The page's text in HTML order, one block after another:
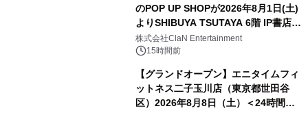
のPOP UP SHOPが2026年8月1日(土)
よりSHIBUYA TSUTAYA 6階 IP書店で
開催決定！！
株式会社ClaN Entertainment
15時間前
【グランドオープン】エニタイムフィ
ットネス二子玉川店（東京都世田谷
区）2026年8月8日（土）＜24時間年